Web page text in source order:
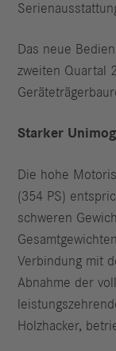
Das neue
zweiten Quartal
Starker
Die hohe
(354 PS)
schweren
Verbindung mit
Abnahme der
Holzhacker,